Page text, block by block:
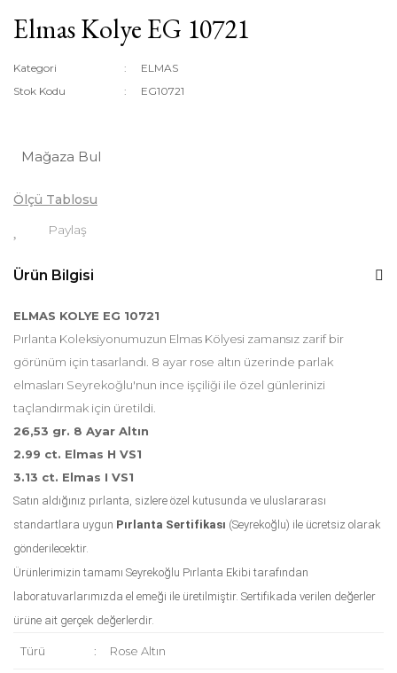
Elmas Kolye EG 10721
Kategori
ELMAS
Stok Kodu
EG10721
Mağaza Bul
Ölçü Tablosu
Paylaş
Ürün Bilgisi
ELMAS KOLYE EG 10721
Pırlanta Koleksiyonumuzun Elmas Kölyesi zamansız zarif bir
görünüm için tasarlandı. 8 ayar rose altın üzerinde parlak
elmasları Seyrekoğlu'nun ince işçiliği ile özel günlerinizi
taçlandırmak için üretildi.
26,53 gr. 8 Ayar Altın
2.99 ct. Elmas H VS1
3.13 ct. Elmas I VS1
Satın aldığınız pırlanta, sizlere özel kutusunda ve uluslararası
standartlara uygun Pırlanta Sertifikası (Seyrekoğlu) ile ücretsiz olarak
gönderilecektir.
Ürünlerimizin tamamı Seyrekoğlu Pırlanta Ekibi tarafından
laboratuvarlarımızda el emeği ile üretilmiştir. Sertifikada verilen değerler
ürüne ait gerçek değerlerdir.
Türü : Rose Altın